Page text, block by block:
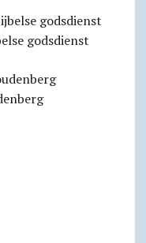
godsdienst